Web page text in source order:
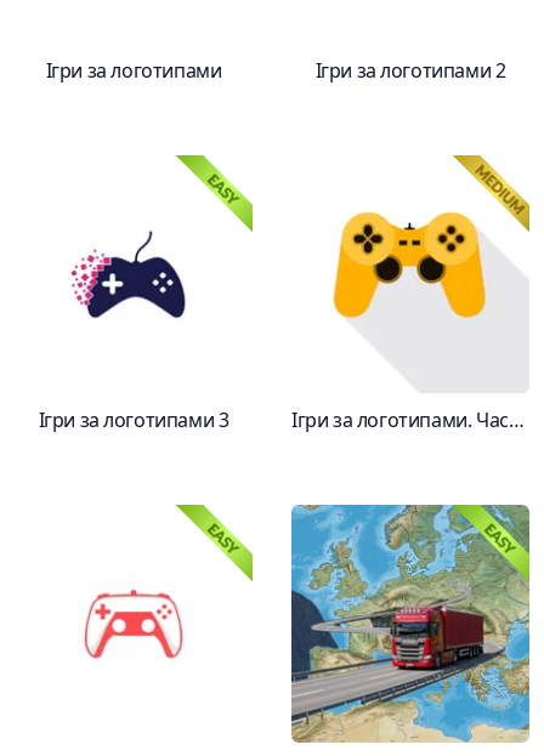
Ігри за логотипами Ігри за логотипами 2
Ігри за логотипами 3 Ігри за логотипами. Частина 6 (Жовта)